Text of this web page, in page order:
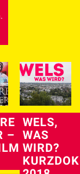
–
WELS,
WAS
WIRD?
KURZDOK